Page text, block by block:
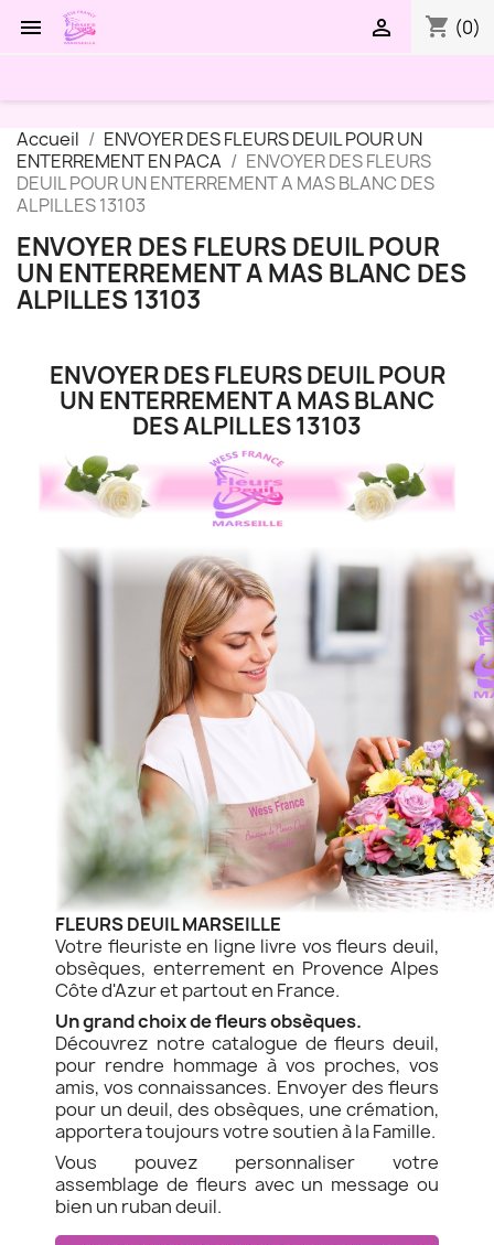
 shopping_cart (0)

Accueil
ENVOYER DES FLEURS DEUIL POUR UN
ENTERREMENT EN PACA
ENVOYER DES FLEURS
DEUIL POUR UN ENTERREMENT A MAS BLANC DES
ALPILLES 13103
ENVOYER DES FLEURS DEUIL POUR
UN ENTERREMENT A MAS BLANC DES
ALPILLES 13103
ENVOYER DES FLEURS DEUIL POUR
UN ENTERREMENT A MAS BLANC
DES ALPILLES 13103
FLEURS DEUIL MARSEILLE
Votre fleuriste en ligne livre vos fleurs deuil,
obsèques, enterrement en Provence Alpes
Côte d'Azur et partout en France.
Un grand choix de fleurs obsèques.
Découvrez notre catalogue de fleurs deuil,
pour rendre hommage à vos proches, vos
amis, vos connaissances. Envoyer des fleurs
pour un deuil, des obsèques, une crémation,
apportera toujours votre soutien à la Famille.
Vous pouvez personnaliser votre
assemblage de fleurs avec un message ou
bien un ruban deuil.